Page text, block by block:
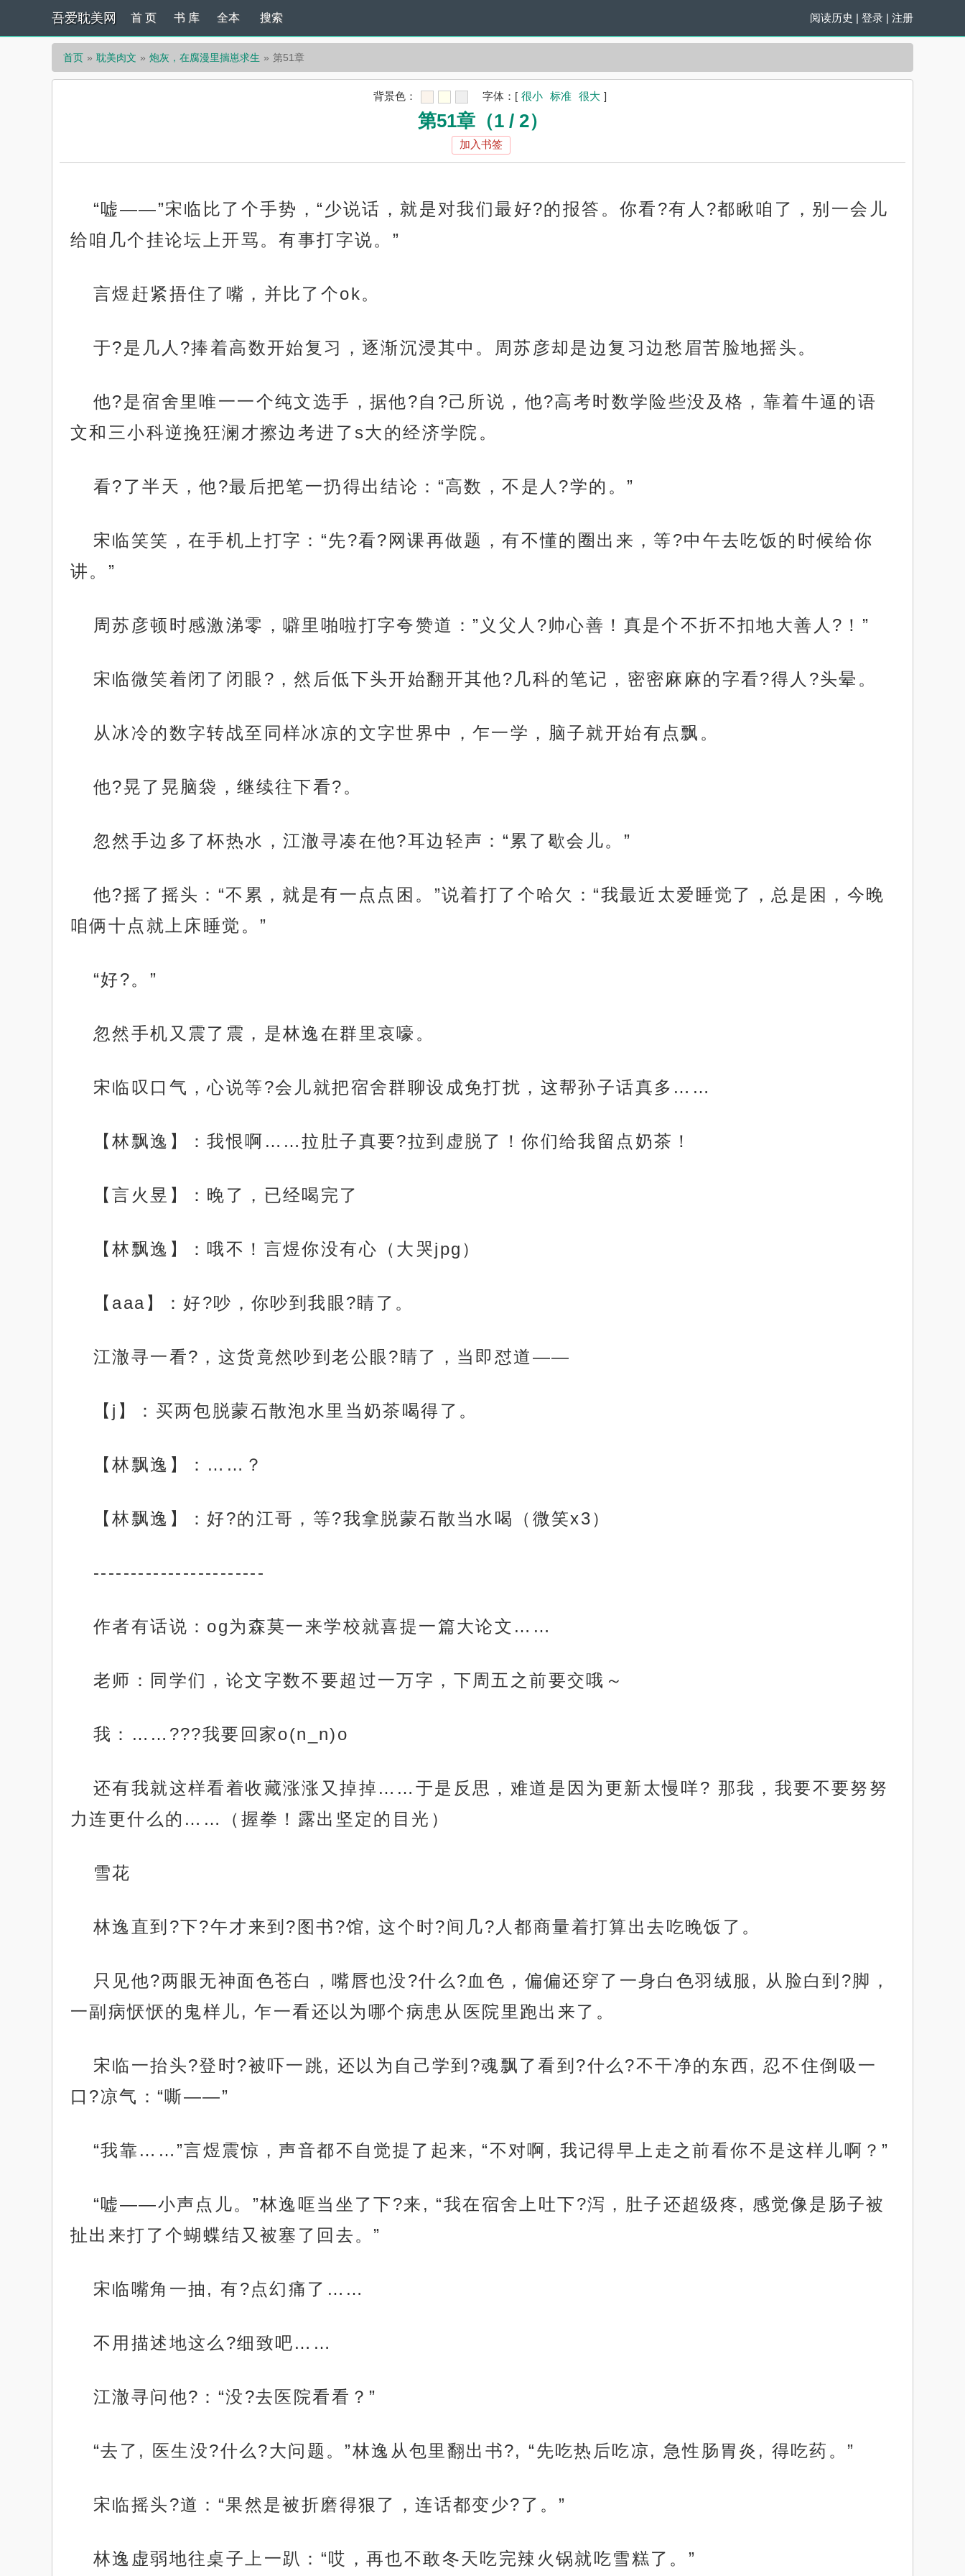
吾爱耽美网 阅读历史 | 登录 | 注册
首 页 书 库 全本 搜索
首页 耽美肉文 炮灰，在腐漫里揣崽求生 第51章
背景色： 字体： [ 很小 标准 很大 ]
第51章（1 / 2）
加入书签
“嘘——”宋临比了个手势，“少说话，就是对我们最好?的报答。你看?有人?都瞅咱了，别一会儿
给咱几个挂论坛上开骂。有事打字说。”
言煜赶紧捂住了嘴，并比了个ok。
于?是几人?捧着高数开始复习，逐渐沉浸其中。周苏彦却是边复习边愁眉苦脸地摇头。
他?是宿舍里唯一一个纯文选手，据他?自?己所说，他?高考时数学险些没及格，靠着牛逼的语
文和三小科逆挽狂澜才擦边考进了s大的经济学院。
看?了半天，他?最后把笔一扔得出结论：“高数，不是人?学的。”
宋临笑笑，在手机上打字：“先?看?网课再做题，有不懂的圈出来，等?中午去吃饭的时候给你
讲。”
周苏彦顿时感激涕零，噼里啪啦打字夸赞道：”义父人?帅心善！真是个不折不扣地大善人?！”
宋临微笑着闭了闭眼?，然后低下头开始翻开其他?几科的笔记，密密麻麻的字看?得人?头晕。
从冰冷的数字转战至同样冰凉的文字世界中，乍一学，脑子就开始有点飘。
他?晃了晃脑袋，继续往下看?。
忽然手边多了杯热水，江澈寻凑在他?耳边轻声：“累了歇会儿。”
他?摇了摇头：“不累，就是有一点点困。”说着打了个哈欠：“我最近太爱睡觉了，总是困，今晚
咱俩十点就上床睡觉。”
“好?。”
忽然手机又震了震，是林逸在群里哀嚎。
宋临叹口气，心说等?会儿就把宿舍群聊设成免打扰，这帮孙子话真多……
【林飘逸】：我恨啊……拉肚子真要?拉到虚脱了！你们给我留点奶茶！
【言火昱】：晚了，已经喝完了
【林飘逸】：哦不！言煜你没有心（大哭jpg）
【aaa】：好?吵，你吵到我眼?睛了。
江澈寻一看?，这货竟然吵到老公眼?睛了，当即怼道——
【j】：买两包脱蒙石散泡水里当奶茶喝得了。
【林飘逸】：……？
【林飘逸】：好?的江哥，等?我拿脱蒙石散当水喝（微笑x3）
-----------------------
作者有话说：og为森莫一来学校就喜提一篇大论文……
老师：同学们，论文字数不要超过一万字，下周五之前要交哦～
我：……???我要回家o(n_n)o
还有我就这样看着收藏涨涨又掉掉……于是反思，难道是因为更新太慢咩? 那我，我要不要努努
力连更什么的……（握拳！露出坚定的目光）
雪花
林逸直到?下?午才来到?图书?馆, 这个时?间几?人都商量着打算出去吃晚饭了。
只见他?两眼无神面色苍白，嘴唇也没?什么?血色，偏偏还穿了一身白色羽绒服, 从脸白到?脚，
一副病恹恹的鬼样儿, 乍一看还以为哪个病患从医院里跑出来了。
宋临一抬头?登时?被吓一跳, 还以为自己学到?魂飘了看到?什么?不干净的东西, 忍不住倒吸一
口?凉气：“嘶——”
“我靠……”言煜震惊，声音都不自觉提了起来, “不对啊, 我记得早上走之前看你不是这样儿啊？”
“嘘——小声点儿。”林逸哐当坐了下?来, “我在宿舍上吐下?泻，肚子还超级疼, 感觉像是肠子被
扯出来打了个蝴蝶结又被塞了回去。”
宋临嘴角一抽, 有?点幻痛了……
不用描述地这么?细致吧……
江澈寻问他?：“没?去医院看看？”
“去了, 医生没?什么?大问题。”林逸从包里翻出书?, “先吃热后吃凉, 急性肠胃炎, 得吃药。”
宋临摇头?道：“果然是被折磨得狠了，连话都变少?了。”
林逸虚弱地往桌子上一趴：“哎，再也不敢冬天吃完辣火锅就吃雪糕了。”